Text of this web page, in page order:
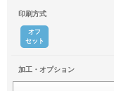
印刷方式
オフ
セット
加工・オプション